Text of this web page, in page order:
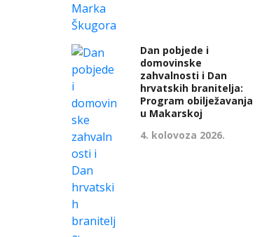
Dan pobjede i
domovinske
zahvalnosti i Dan
hrvatskih branitelja:
Program obilježavanja
u Makarskoj
4. kolovoza 2026.